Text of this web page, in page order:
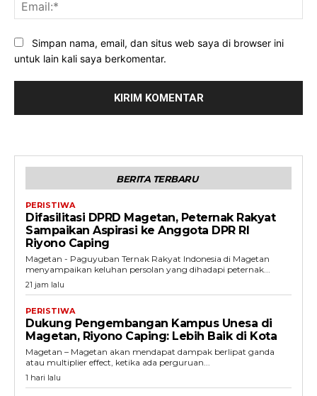
Simpan nama, email, dan situs web saya di browser ini
untuk lain kali saya berkomentar.
BERITA TERBARU
PERISTIWA
Difasilitasi DPRD Magetan, Peternak Rakyat
Sampaikan Aspirasi ke Anggota DPR RI
Riyono Caping
Magetan - Paguyuban Ternak Rakyat Indonesia di Magetan
menyampaikan keluhan persolan yang dihadapi peternak...
21 jam lalu
PERISTIWA
Dukung Pengembangan Kampus Unesa di
Magetan, Riyono Caping: Lebih Baik di Kota
Magetan – Magetan akan mendapat dampak berlipat ganda
atau multiplier effect, ketika ada perguruan...
1 hari lalu